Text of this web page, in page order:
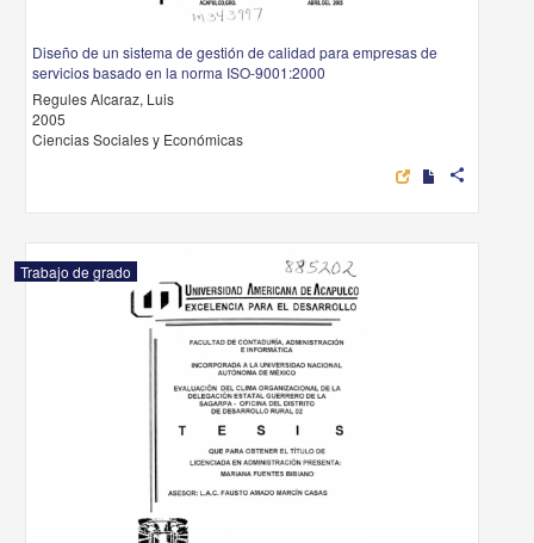
Diseño de un sistema de gestión de calidad para empresas de
servicios basado en la norma ISO-9001:2000
Regules Alcaraz, Luis
2005
Ciencias Sociales y Económicas
share
Trabajo de grado